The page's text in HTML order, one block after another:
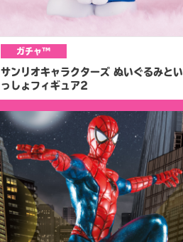
ガチャ™
サンリオキャラクターズ ぬいぐるみとい
っしょフィギュア2